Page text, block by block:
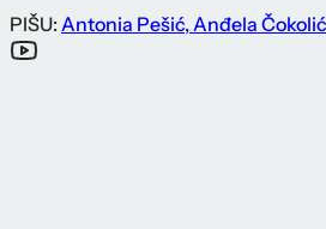
PIŠU: Antonia Pešić, Anđela Čokolić